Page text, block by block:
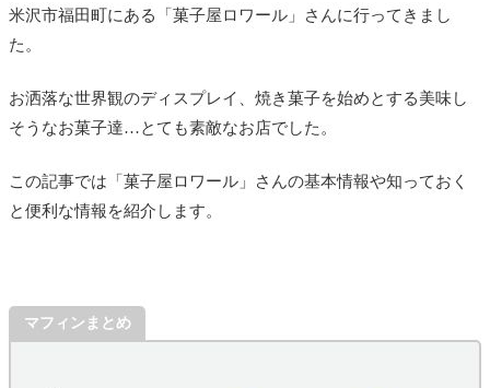
米沢市福田町にある「菓子屋ロワール」さんに行ってきまし
た。
お洒落な世界観のディスプレイ、焼き菓子を始めとする美味し
そうなお菓子達…とても素敵なお店でした。
この記事では「菓子屋ロワール」さんの基本情報や知っておく
と便利な情報を紹介します。
マフィンまとめ